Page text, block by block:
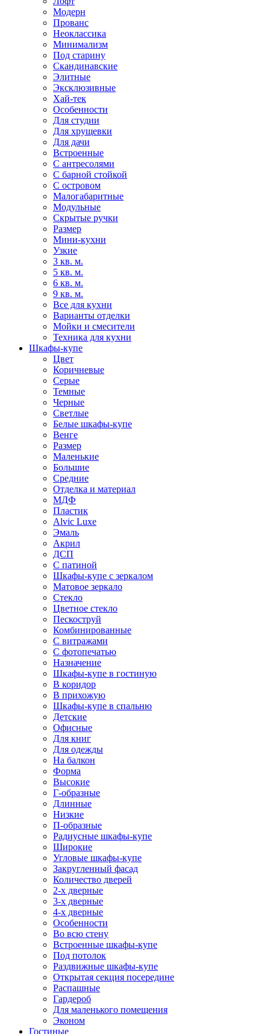
Модерн
Прованс
Неоклассика
Минимализм
Под старину
Скандинавские
Элитные
Эксклюзивные
Хай-тек
Особенности
Для студии
Для хрущевки
Для дачи
Встроенные
С антресолями
С барной стойкой
С островом
Малогабаритные
Модульные
Скрытые ручки
Размер
Мини-кухни
Узкие
3 кв. м.
5 кв. м.
6 кв. м.
9 кв. м.
Все для кухни
Варианты отделки
Мойки и смесители
Техника для кухни
Шкафы-купе
Цвет
Коричневые
Серые
Темные
Черные
Светлые
Белые шкафы-купе
Венге
Размер
Маленькие
Большие
Средние
Отделка и материал
МДФ
Пластик
Alvic Luxe
Эмаль
Акрил
ДСП
С патиной
Шкафы-купе с зеркалом
Матовое зеркало
Стекло
Цветное стекло
Пескоструй
Комбинированные
С витражами
С фотопечатью
Назначение
Шкафы-купе в гостиную
В коридор
В прихожую
Шкафы-купе в спальню
Детские
Офисные
Для книг
Для одежды
На балкон
Форма
Высокие
Г-образные
Длинные
Низкие
П-образные
Радиусные шкафы-купе
Широкие
Угловые шкафы-купе
Закругленный фасад
Количество дверей
2-х дверные
3-х дверные
4-х дверные
Особенности
Во всю стену
Встроенные шкафы-купе
Под потолок
Раздвижные шкафы-купе
Открытая секция посередине
Распашные
Гардероб
Для маленького помещения
Эконом
Гостиные